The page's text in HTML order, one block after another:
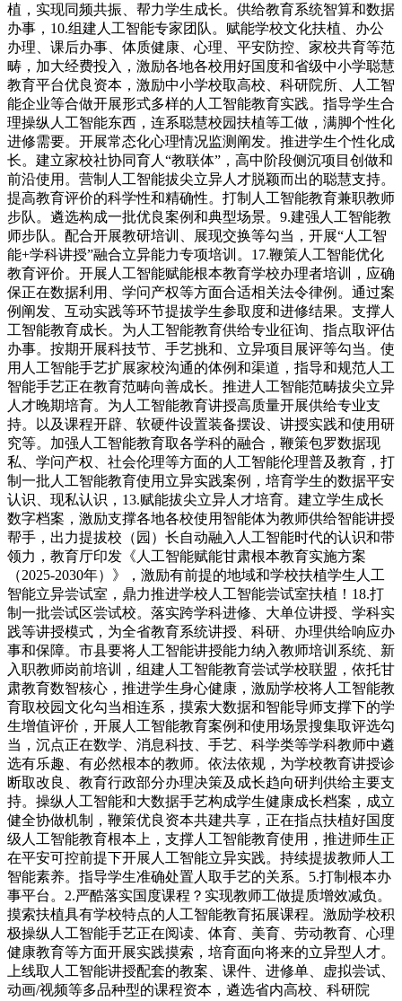
植，实现同频共振、帮力学生成长。供给教育系统智算和数据
办事，10.组建人工智能专家团队。赋能学校文化扶植、办公
办理、课后办事、体质健康、心理、平安防控、家校共育等范
畴，加大经费投入，激励各地各校用好国度和省级中小学聪慧
教育平台优良资本，激励中小学校取高校、科研院所、人工智
能企业等合做开展形式多样的人工智能教育实践。指导学生合
理操纵人工智能东西，连系聪慧校园扶植等工做，满脚个性化
进修需要。开展常态化心理情况监测阐发。推进学生个性化成
长。建立家校社协同育人“教联体”，高中阶段侧沉项目创做和
前沿使用。营制人工智能拔尖立异人才脱颖而出的聪慧支持。
提高教育评价的科学性和精确性。打制人工智能教育兼职教师
步队。遴选构成一批优良案例和典型场景。9.建强人工智能教
师步队。配合开展教研培训、展现交换等勾当，开展“人工智
能+学科讲授”融合立异能力专项培训。17.鞭策人工智能优化
教育评价。开展人工智能赋能根本教育学校办理者培训，应确
保正在数据利用、学问产权等方面合适相关法令律例。通过案
例阐发、互动实践等环节提拔学生参取度和进修结果。支撑人
工智能教育成长。为人工智能教育供给专业征询、指点取评估
办事。按期开展科技节、手艺挑和、立异项目展评等勾当。使
用人工智能手艺扩展家校沟通的体例和渠道，指导和规范人工
智能手艺正在教育范畴向善成长。推进人工智能范畴拔尖立异
人才晚期培育。为人工智能教育讲授高质量开展供给专业支
持。以及课程开辟、软硬件设置装备摆设、讲授实践和使用研
究等。加强人工智能教育取各学科的融合，鞭策包罗数据现
私、学问产权、社会伦理等方面的人工智能伦理普及教育，打
制一批人工智能教育使用立异实践案例，培育学生的数据平安
认识、现私认识，13.赋能拔尖立异人才培育。建立学生成长
数字档案，激励支撑各地各校使用智能体为教师供给智能讲授
帮手，出力提拔校（园）长自动融入人工智能时代的认识和带
领力，教育厅印发《人工智能赋能甘肃根本教育实施方案
（2025-2030年）》，激励有前提的地域和学校扶植学生人工
智能立异尝试室，鼎力推进学校人工智能尝试室扶植！18.打
制一批尝试区尝试校。落实跨学科进修、大单位讲授、学科实
践等讲授模式，为全省教育系统讲授、科研、办理供给响应办
事和保障。市县要将人工智能讲授能力纳入教师培训系统、新
入职教师岗前培训，组建人工智能教育尝试学校联盟，依托甘
肃教育数智核心，推进学生身心健康，激励学校将人工智能教
育取校园文化勾当相连系，摸索大数据和智能导师支撑下的学
生增值评价，开展人工智能教育案例和使用场景搜集取评选勾
当，沉点正在数学、消息科技、手艺、科学类等学科教师中遴
选有乐趣、有必然根本的教师。依法依规，为学校教育讲授诊
断取改良、教育行政部分办理决策及成长趋向研判供给主要支
持。操纵人工智能和大数据手艺构成学生健康成长档案，成立
健全协做机制，鞭策优良资本共建共享，正在指点扶植好国度
级人工智能教育根本上，支撑人工智能教育使用，推进师生正
在平安可控前提下开展人工智能立异实践。持续提拔教师人工
智能素养。指导学生准确处置人取手艺的关系。5.打制根本办
事平台。2.严酷落实国度课程？实现教师工做提质增效减负。
摸索扶植具有学校特点的人工智能教育拓展课程。激励学校积
极操纵人工智能手艺正在阅读、体育、美育、劳动教育、心理
健康教育等方面开展实践摸索，培育面向将来的立异型人才。
上线取人工智能讲授配套的教案、课件、进修单、虚拟尝试、
动画/视频等多品种型的课程资本，遴选省内高校、科研院